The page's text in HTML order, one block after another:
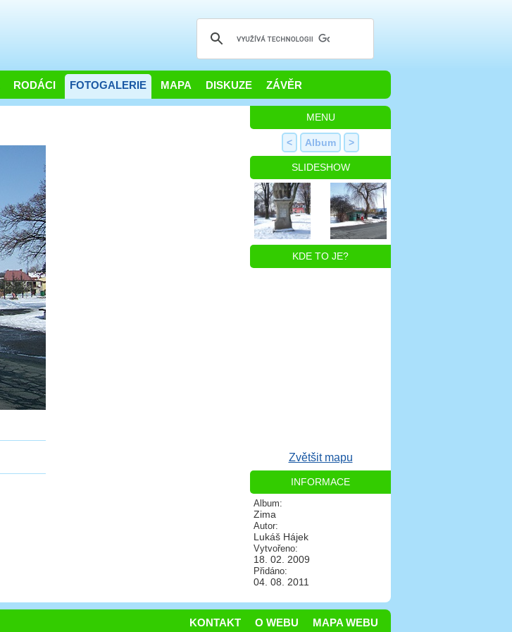
RODÁCI FOTOGALERIE MAPA DISKUZE ZÁVĚR
MENU
< Album >
SLIDESHOW
KDE TO JE?
Zvětšit mapu
INFORMACE
Album:
Zima
Autor:
Lukáš Hájek
Vytvořeno:
18. 02. 2009
Přidáno:
04. 08. 2011
MAPA WEBU
O WEBU
KONTAKT